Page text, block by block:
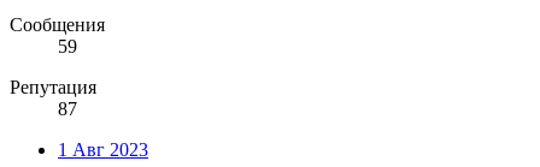
Сообщения
59
Репутация
87
1 Авг 2023